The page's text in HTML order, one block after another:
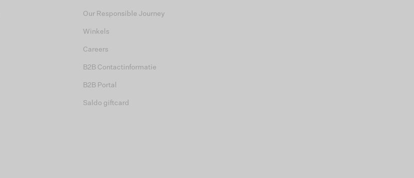
Our Responsible Journey
Winkels
Careers
B2B Contactinformatie
B2B Portal
Saldo giftcard